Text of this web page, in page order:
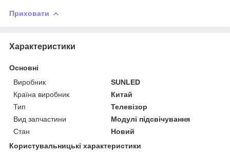
Приховати
Характеристики
Основні
Виробник
SUNLED
Країна виробник
Китай
Тип
Телевізор
Вид запчастини
Модулі підсвічування
Стан
Новий
Користувальницькі характеристики